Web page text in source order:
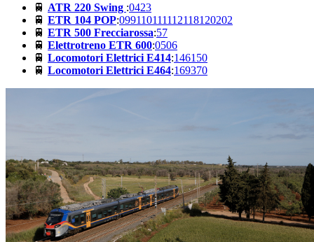
🚆 ATR 220 Swing :0423
🚆 ETR 104 POP:099110111112118120202
🚆 ETR 500 Frecciarossa:57
🚆 Elettrotreno ETR 600:0506
🚆 Locomotori Elettrici E414:146150
🚆 Locomotori Elettrici E464:169370